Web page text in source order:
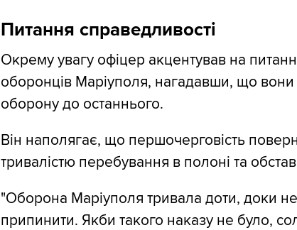
Питання справедливості
Окрему увагу офіцер акцентував на
оборонців Маріуполя, нагадавши, що вони
оборону до останнього.
Він наполягає, що першочерговість
тривалістю перебування в полоні та
"Оборона Маріуполя тривала доти, доки не
припинити. Якби такого наказу не було,